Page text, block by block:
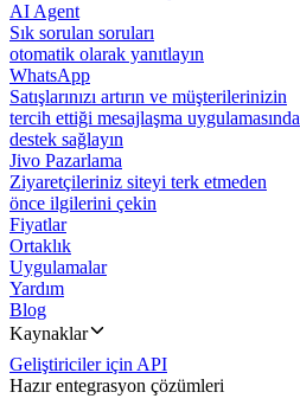
AI Agent
Sık sorulan soruları
otomatik olarak yanıtlayın
WhatsApp
Satışlarınızı artırın ve müşterilerinizin
tercih ettiği mesajlaşma uygulamasında
destek sağlayın
Jivo Pazarlama
Ziyaretçileriniz siteyi terk etmeden
önce ilgilerini çekin
Fiyatlar
Ortaklık
Uygulamalar
Yardım
Blog
Kaynaklar
Geliştiriciler için API
Hazır entegrasyon çözümleri